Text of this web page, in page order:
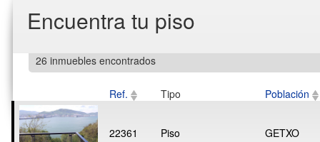
Encuentra tu piso
26 inmuebles encontrados
Ref. Tipo Población
22361 Piso GETXO